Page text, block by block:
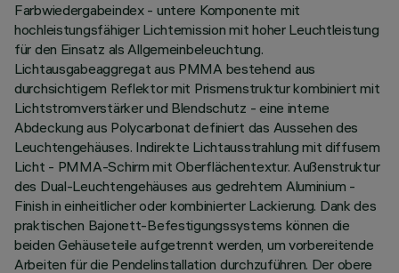
Farbwiedergabeindex - untere Komponente mit
hochleistungsfähiger Lichtemission mit hoher Leuchtleistung
für den Einsatz als Allgemeinbeleuchtung.
Lichtausgabeaggregat aus PMMA bestehend aus
durchsichtigem Reflektor mit Prismenstruktur kombiniert mit
Lichtstromverstärker und Blendschutz - eine interne
Abdeckung aus Polycarbonat definiert das Aussehen des
Leuchtengehäuses. Indirekte Lichtausstrahlung mit diffusem
Licht - PMMA-Schirm mit Oberflächentextur. Außenstruktur
des Dual-Leuchtengehäuses aus gedrehtem Aluminium -
Finish in einheitlicher oder kombinierter Lackierung. Dank des
praktischen Bajonett-Befestigungssystems können die
beiden Gehäuseteile aufgetrennt werden, um vorbereitende
Arbeiten für die Pendelinstallation durchzuführen. Der obere